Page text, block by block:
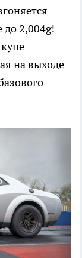
до 2,004g!
на выходе